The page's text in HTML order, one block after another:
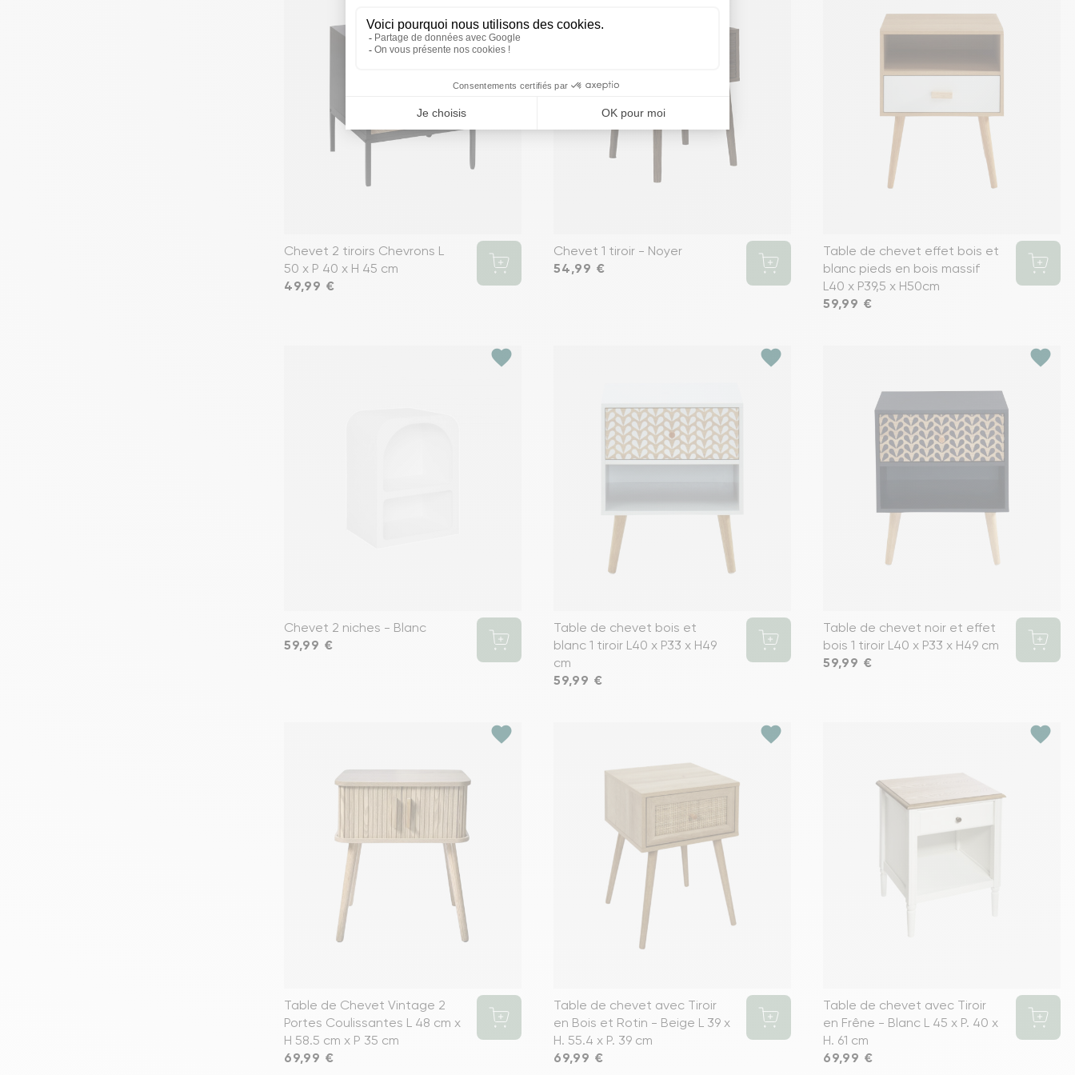
Chevet 2 tiroirs Chevrons L
50 x P 40 x H 45 cm
Prix
49,99 €
Chevet 1 tiroir - Noyer
Prix
54,99 €
Table de chevet effet bois et
blanc pieds en bois massif
L40 x P39,5 x H50cm
Prix
59,99 €
favorite
Chevet 2 niches - Blanc
Prix
59,99 €
favorite
Table de chevet bois et
blanc 1 tiroir L40 x P33 x H49
cm
Prix
59,99 €
favorite
Table de chevet noir et effet
bois 1 tiroir L40 x P33 x H49 cm
Prix
59,99 €
favorite
Table de Chevet Vintage 2
Portes Coulissantes L 48 cm x
H 58.5 cm x P 35 cm
Prix
69,99 €
favorite
Table de chevet avec Tiroir
en Bois et Rotin - Beige L 39 x
H. 55.4 x P. 39 cm
Prix
69,99 €
favorite
Table de chevet avec Tiroir
en Frêne - Blanc L 45 x P. 40 x
H. 61 cm
Prix
69,99 €